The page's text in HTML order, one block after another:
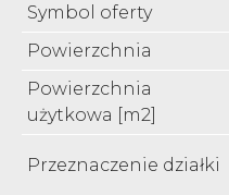
Symbol oferty
Powierzchnia
Powierzchnia
użytkowa [m2]
Przeznaczenie działki